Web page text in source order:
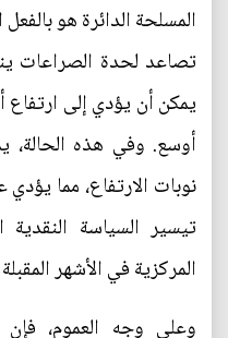
المسلحة الدائرة هو
تصاعد لحدة الصراعات
يمكن أن يؤدي إلى ارتفاع
أوسع. وفي هذه الحالة،
نوبات الارتفاع، مما
تيسير السياسة
المركزية في الأشهر
وعلى وجه العموم، فإن